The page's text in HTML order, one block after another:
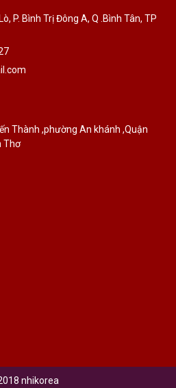
P. Bình Trị Đông A, Q .Bình Tân, TP
Thành ,phường An khánh ,Quận
Thơ
nhikorea